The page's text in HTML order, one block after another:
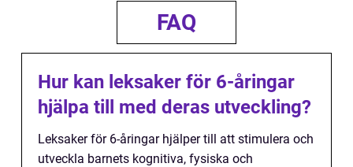
FAQ
Hur kan leksaker för 6-åringar
hjälpa till med deras utveckling?
Leksaker för 6-åringar hjälper till att stimulera och
utveckla barnets kognitiva, fysiska och